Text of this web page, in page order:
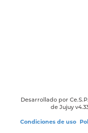
Desarrollado por
de Jujuy
Condiciones de uso